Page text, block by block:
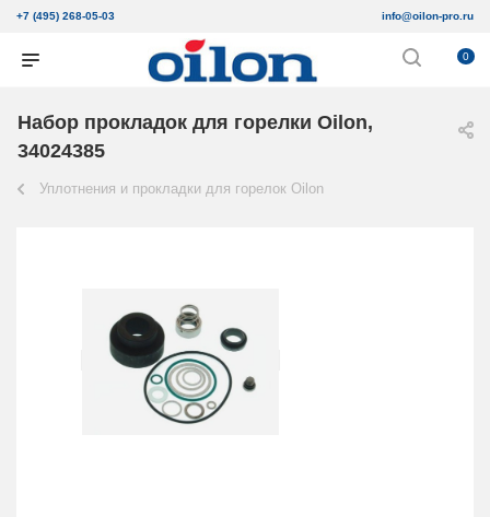
+7 (495) 268-05-03 info@oilon-pro.ru
0
Набор прокладок для горелки Oilon,
34024385
Уплотнения и прокладки для горелок Oilon